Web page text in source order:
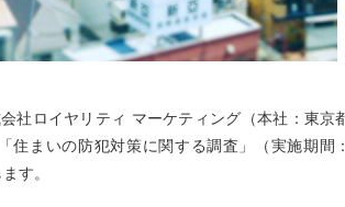
社ロイヤリティ マーケティング（本社：東京
住まいの防犯対策に関する調査」（実施期間
す。